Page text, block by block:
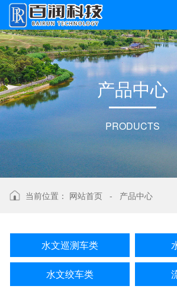
产品中心
PRODUCTS
当前位置： 网站首页 - 产品中心
水文巡测车类
水文绞车类